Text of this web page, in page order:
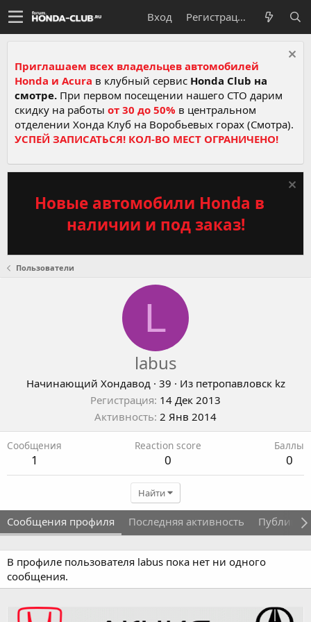
Вход Регистрация
Приглашаем всех владельцев автомобилей
Honda и Acura в клубный сервис Honda Club на
смотре. При первом посещении нашего СТО дарим
скидку на работы от 30 до 50% в центральном
отделении Хонда Клуб на Воробьевых горах (Смотра).
УСПЕЙ ЗАПИСАТЬСЯ! КОЛ-ВО МЕСТ ОГРАНИЧЕНО!
Новые автомобили Honda в
наличии и под заказ!
Пользователи
L
labus
Начинающий Хондавод · 39 · Из петропавловск kz
Регистрация 14 Дек 2013
Активность 2 Янв 2014
Сообщения
1
Reaction score
0
Баллы
0
Найти
Сообщения профиля Последняя активность
В профиле пользователя labus пока нет ни одного
сообщения.